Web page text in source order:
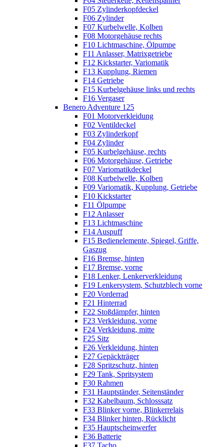
F05 Zylinderkopfdeckel
F06 Zylinder
F07 Kurbelwelle, Kolben
F08 Motorgehäuse rechts
F10 Lichtmaschine, Ölpumpe
F11 Anlasser, Matrixgetriebe
F12 Kickstarter, Variomatik
F13 Kupplung, Riemen
F14 Getriebe
F15 Kurbelgehäuse links und rechts
F16 Vergaser
Benero Adventure 125
F01 Motorverkleidung
F02 Ventildeckel
F03 Zylinderkopf
F04 Zylinder
F05 Kurbelgehäuse, rechts
F06 Motorgehäuse, Getriebe
F07 Variomatikdeckel
F08 Kurbelwelle, Kolben
F09 Variomatik, Kupplung, Getriebe
F10 Kickstarter
F11 Ölpumpe
F12 Anlasser
F13 Lichtmaschine
F14 Auspuff
F15 Bedienelemente, Spiegel, Griffe,
Gaszug
F16 Bremse, hinten
F17 Bremse, vorne
F18 Lenker, Lenkerverkleidung
F19 Lenkersystem, Schutzblech vorne
F20 Vorderrad
F21 Hinterrad
F22 Stoßdämpfer, hinten
F23 Verkleidung, vorne
F24 Verkleidung, mitte
F25 Sitz
F26 Verkleidung, hinten
F27 Gepäckträger
F28 Spritzschutz, hinten
F29 Tank, Spritsystem
F30 Rahmen
F31 Hauptständer, Seitenständer
F32 Kabelbaum, Schlosssatz
F33 Blinker vorne, Blinkerrelais
F34 Blinker hinten, Rücklicht
F35 Hauptscheinwerfer
F36 Batterie
F37 Tacho